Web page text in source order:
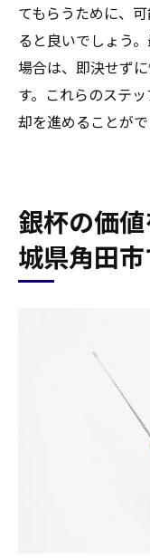
てもらうために、
ると良いでしょう
場合は、即決せず
す。これらのステ
却を進めることがで
銀杯の価
城県角田